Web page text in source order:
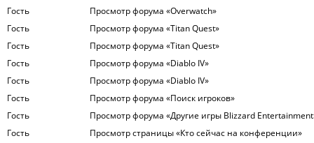
Гость
Просмотр форума «Overwatch»
Гость
Просмотр форума «Titan Quest»
Гость
Просмотр форума «Titan Quest»
Гость
Просмотр форума «Diablo IV»
Гость
Просмотр форума «Diablo IV»
Гость
Просмотр форума «Поиск игроков»
Гость
Просмотр форума «Другие игры Blizzard
Гость
Просмотр страницы «Кто сейчас на конференции»